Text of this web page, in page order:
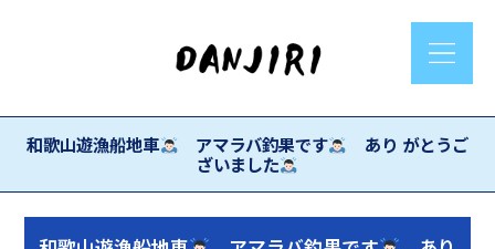
和歌山遊漁船地車 アマラバ釣果です
あり がとうご
ざいました